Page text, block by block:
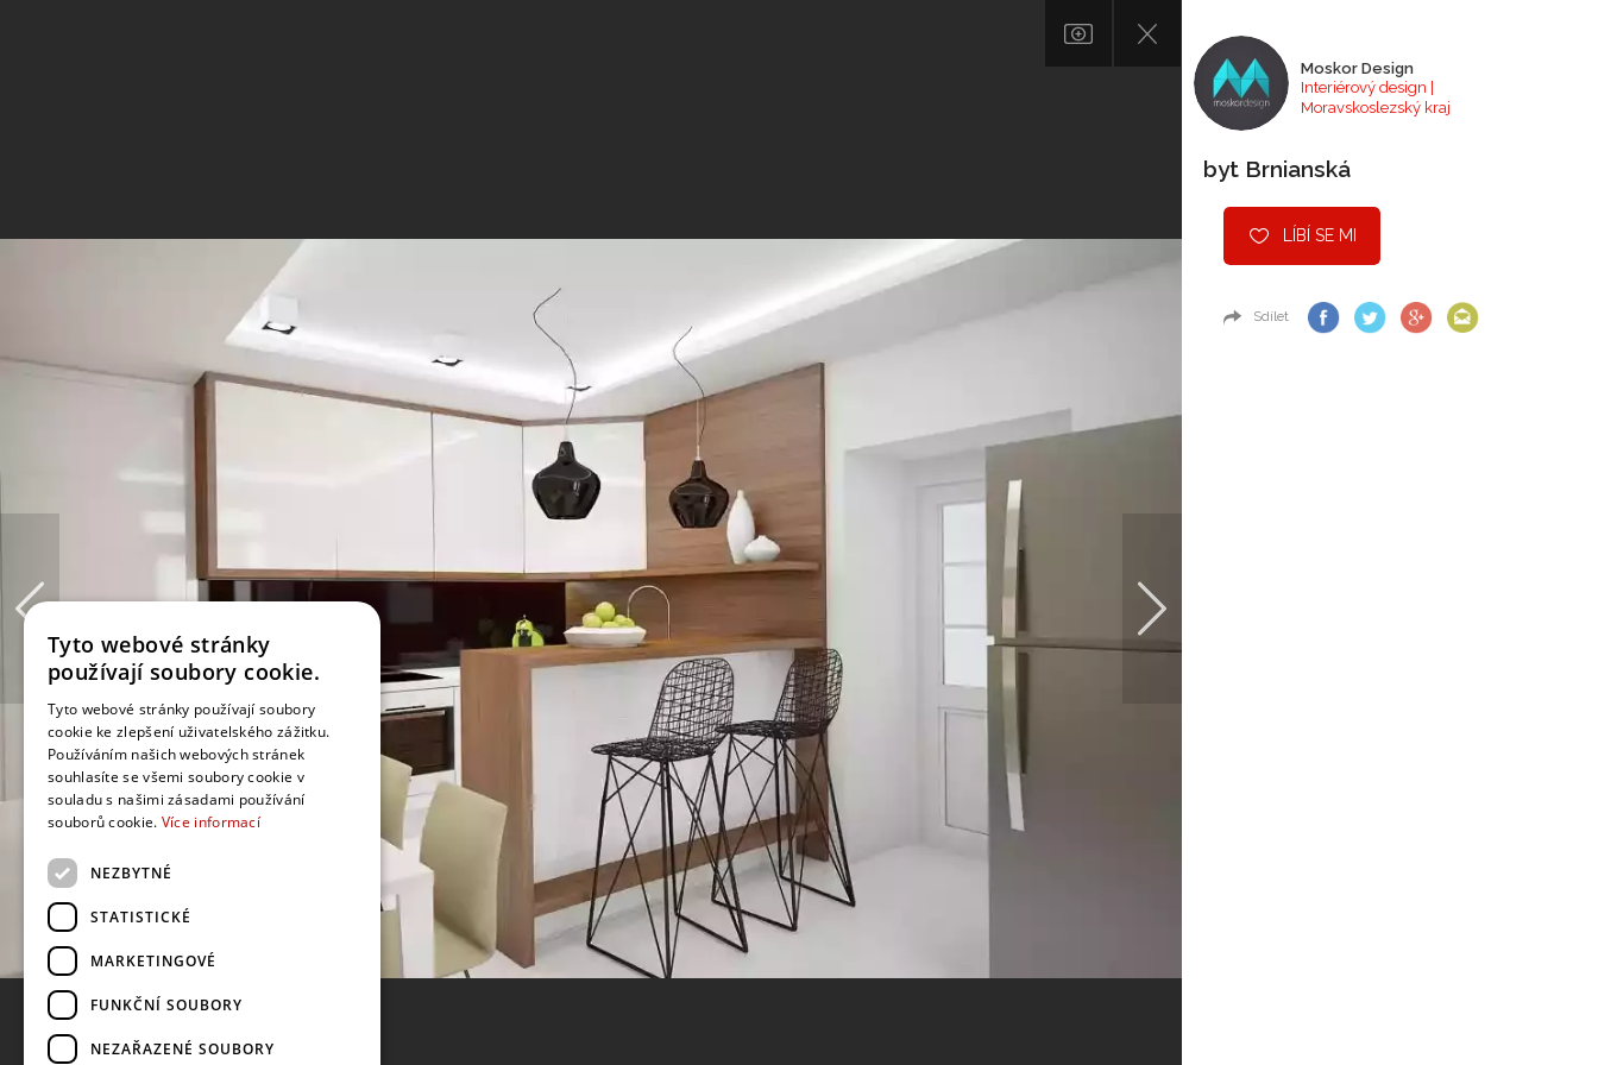
Moskor Design
Interiérový design |
Moravskoslezský kraj
byt Brnianská
LÍBÍ SE MI
Sdílet
Tyto webové stránky
používají soubory cookie.
Tyto webové stránky používají soubory
cookie ke zlepšení uživatelského zážitku.
Používáním našich webových stránek
souhlasíte se všemi soubory cookie v
souladu s našimi zásadami používání
souborů cookie. Více informací
NEZBYTNÉ
STATISTICKÉ
MARKETINGOVÉ
FUNKČNÍ SOUBORY
NEZAŘAZENÉ SOUBORY